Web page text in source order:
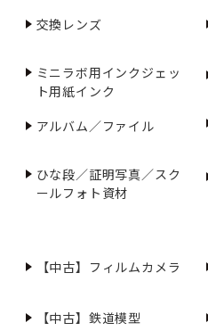
交換レンズ
ミニラボ用インクジェッ
ト用紙インク
アルバム／ファイル
ひな段／証明写真／スク
ールフォト資材
【中古】フィルムカメラ
【中古】鉄道模型